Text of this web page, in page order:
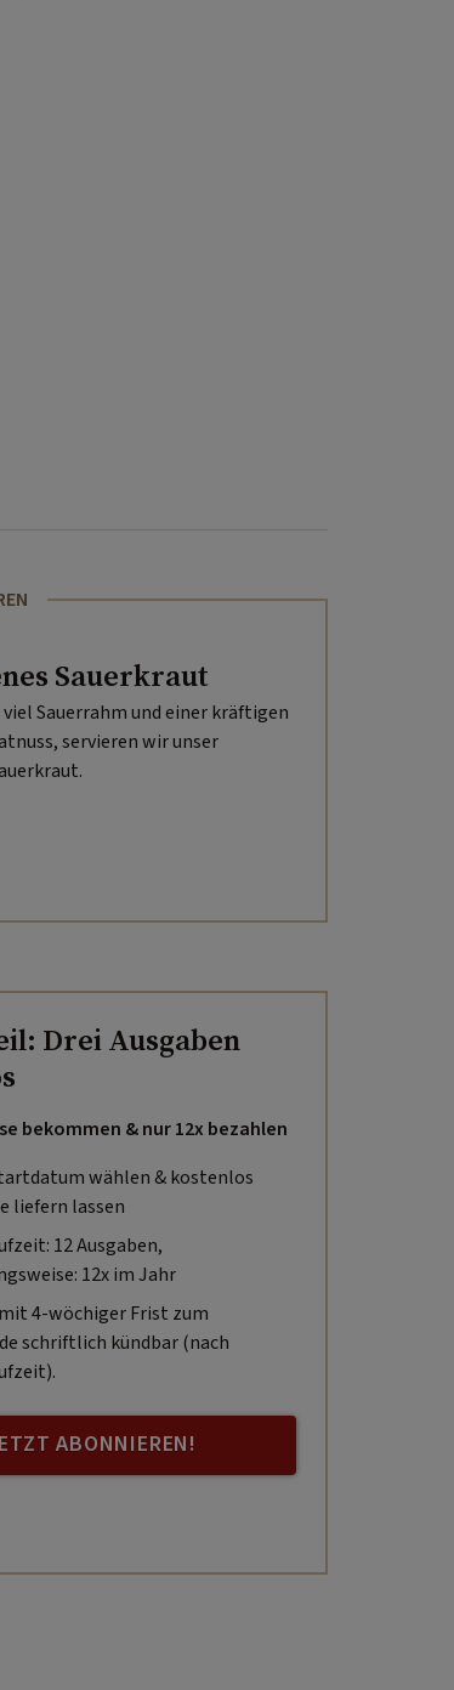
Sauerkraut
Sauerrahm und einer kräftigen
servieren wir unser
Drei Ausgaben
bekommen & nur 12x bezahlen
wählen & kostenlos
liefern lassen
12 Ausgaben,
12x im Jahr
4-wöchiger Frist zum
schriftlich kündbar (nach
ABONNIEREN!